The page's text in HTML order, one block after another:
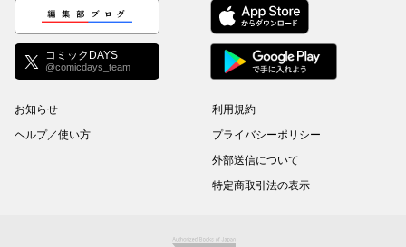
編集部ブログ
コミックDAYS
@comicdays_team
お知らせ
ヘルプ／使い方
利用規約
プライバシーポリシー
外部送信について
特定商取引法の表示